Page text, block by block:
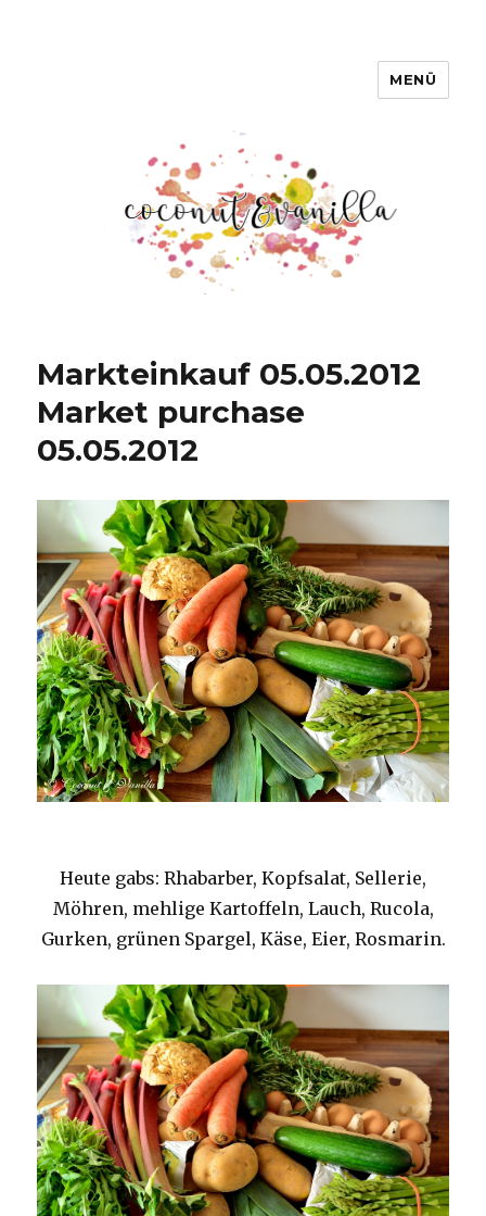
MENÜ
Markteinkauf 05.05.2012
Market purchase
05.05.2012
Heute gabs: Rhabarber, Kopfsalat, Sellerie,
Möhren, mehlige Kartoffeln, Lauch, Rucola,
Gurken, grünen Spargel, Käse, Eier, Rosmarin.